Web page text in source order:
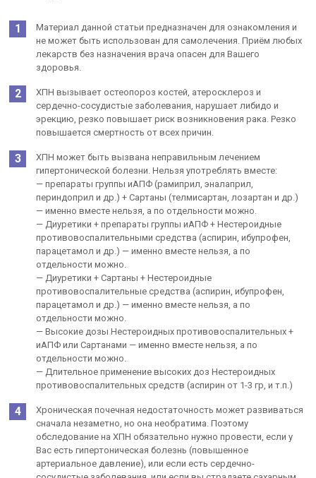
Материал данной статьи предназначен для ознакомления и
не может быть использован для самолечения. Приём любых
лекарств без назначения врача опасен для Вашего
здоровья.
ХПН вызывает остеопороз костей, атеросклероз и
сердечно-сосудистые заболевания, нарушает либидо и
эрекцию, резко повышает риск возникновения рака. Резко
повышается смертность от всех причин.
ХПН может быть вызвана неправильным лечением
гипертонической болезни. Нельзя употреблять вместе:
— препараты группы иАПФ (рамиприл, эналаприл,
периндоприл и др.) + Сартаны (телмисартан, лозартан и др.)
— именно вместе нельзя, а по отдельности можно.
— Диуретики + препараты группы иАПФ + Нестероидные
противовоспалительными средства (аспирин, ибупрофен,
парацетамол и др.) — именно вместе нельзя, а по
отдельности можно.
— Диуретики + Сартаны + Нестероидные
противовоспалительные средства (аспирин, ибупрофен,
парацетамол и др.) — именно вместе нельзя, а по
отдельности можно.
— Высокие дозы Нестероидных противовоспалительных +
иАПФ или Сартанами — именно вместе нельзя, а по
отдельности можно.
— Длительное применение высоких доз Нестероидных
противовоспалительных средств (аспирин от 1-3 гр, и т.п.)
Хроническая почечная недостаточность может развиваться
сначала незаметно, но она необратима. Поэтому
обследование на ХПН обязательно нужно провести, если у
Вас есть гипертоническая болезнь (повышенное
артериальное давление), или если есть сердечно-